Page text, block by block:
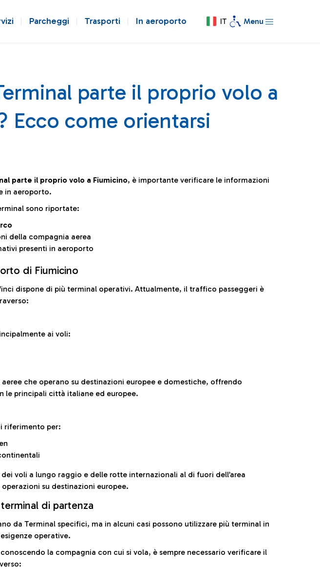
Parcheggi Trasporti In aeroporto IT Menu
parte il proprio volo a
Ecco come orientarsi
parte il proprio volo a Fiumicino, è importante verificare le informazioni
in aeroporto.
sono riportate:
della compagnia aerea
presenti in aeroporto
di Fiumicino
dispone di più terminal operativi. Attualmente, il traffico passeggeri è
ai voli:
che operano su destinazioni europee e domestiche, offrendo
le principali città italiane ed europee.
riferimento per:
voli a lungo raggio e delle rotte internazionali al di fuori dell’area
su destinazioni europee.
di partenza
da Terminal specifici, ma in alcuni casi possono utilizzare più terminal in
operative.
la compagnia con cui si vola, è sempre necessario verificare il